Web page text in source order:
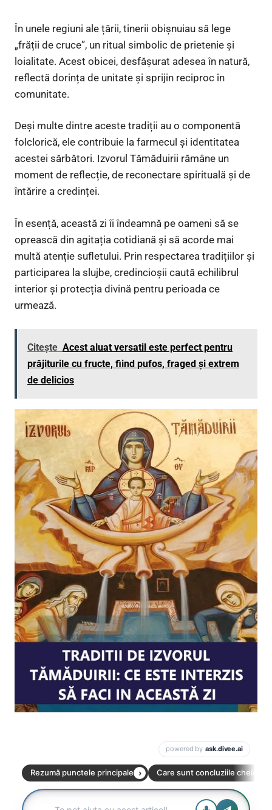
În unele regiuni ale țării, tinerii obișnuiau să lege
„frății de cruce”, un ritual simbolic de prietenie și
loialitate. Acest obicei, desfășurat adesea în natură,
reflectă dorința de unitate și sprijin reciproc în
comunitate.
Deși multe dintre aceste tradiții au o componentă
folclorică, ele contribuie la farmecul și identitatea
acestei sărbători. Izvorul Tămăduirii rămâne un
moment de reflecție, de reconectare spirituală și de
întărire a credinței.
În esență, această zi îi îndeamnă pe oameni să se
oprească din agitația cotidiană și să acorde mai
multă atenție sufletului. Prin respectarea tradițiilor și
participarea la slujbe, credincioșii caută echilibrul
interior și protecția divină pentru perioada ce
urmează.
Citește Acest aluat versatil este perfect pentru
prăjiturile cu fructe, fiind pufos, fraged și extrem
de delicios